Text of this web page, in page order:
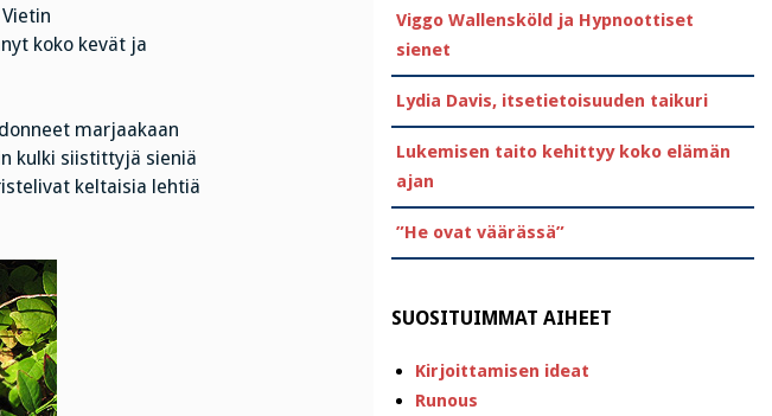
koko kevät ja
marjaakaan
kulki siistittyjä sieniä
keltaisia lehtiä
Viggo Wallensköld ja Hypnoottiset
sienet
Lydia Davis, itsetietoisuuden taikuri
Lukemisen taito kehittyy koko elämän
ajan
”He ovat väärässä”
SUOSITUIMMAT AIHEET
Kirjoittamisen ideat
Runous